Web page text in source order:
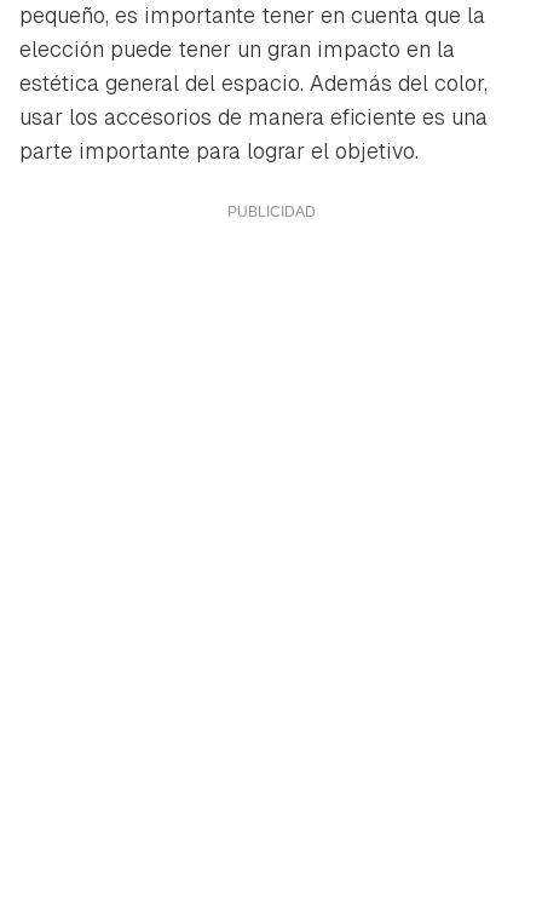
pequeño, es importante tener en cuenta que la
elección puede tener un gran impacto en la
estética general del espacio. Además del color,
usar los accesorios de manera eficiente es una
parte importante para lograr el objetivo.